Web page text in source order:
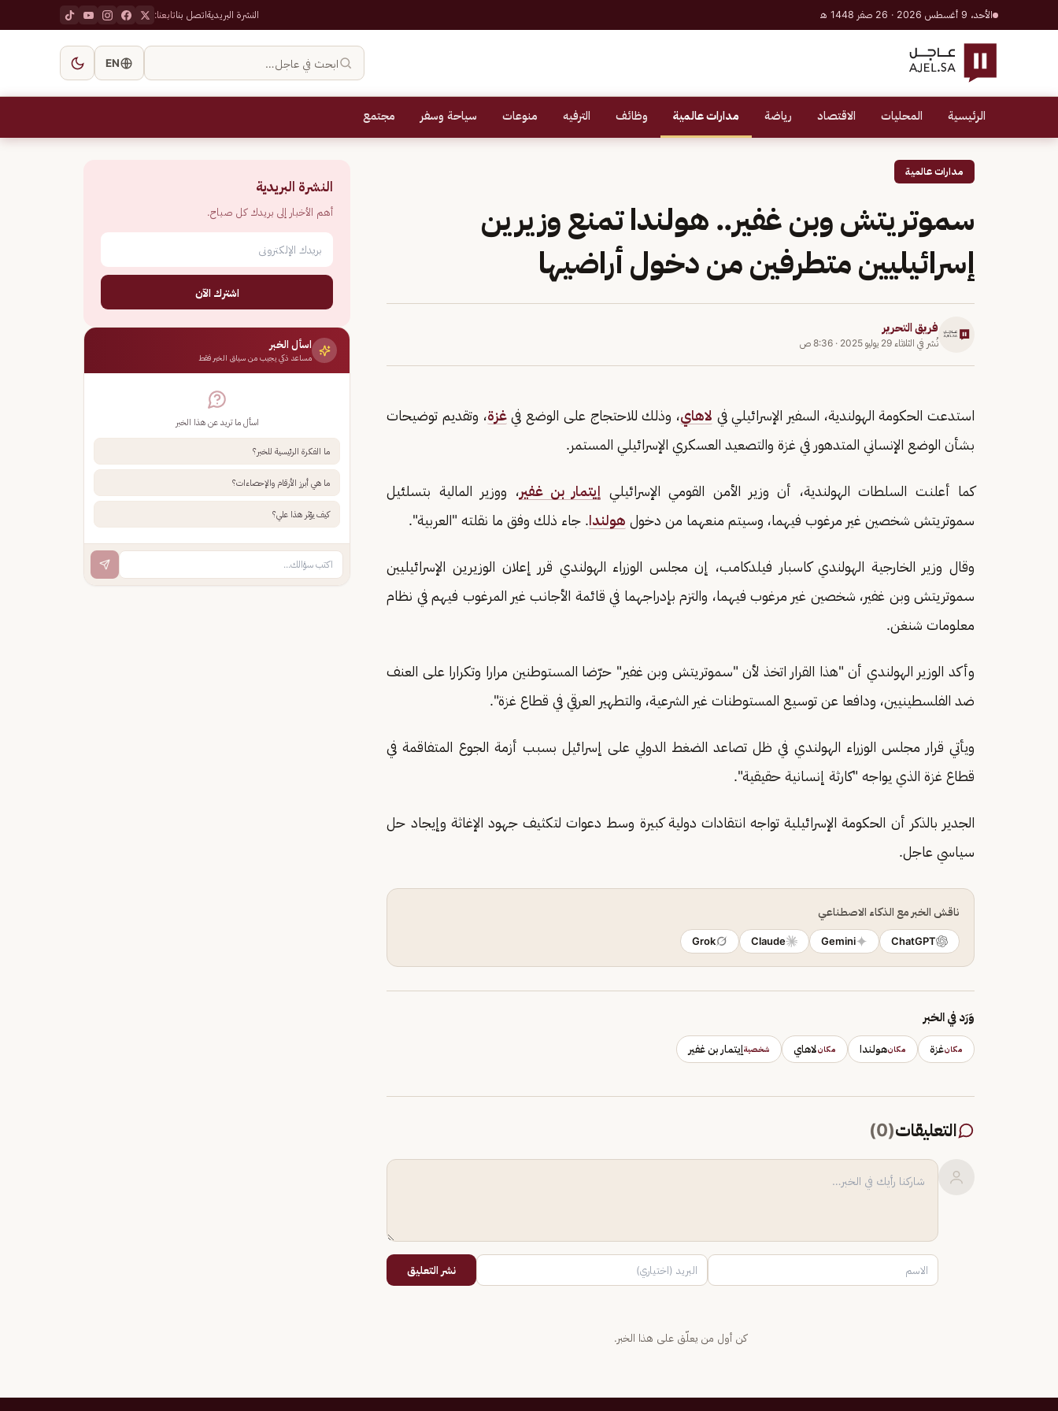
الأحد، 9 أغسطس 2026 · 26 صفر 1448 هـ النشرة البريديةاتصل بناتابعنا:
ابحث في عاجل… EN
الرئيسية المحليات الاقتصاد رياضة مدارات عالمية وظائف الترفيه منوعات سياحة وسفر مجتمع
مدارات عالمية
سموتريتش وبن غفير.. هولندا تمنع وزيرين
إسرائيليين متطرفين من دخول أراضيها
فريق التحرير
نُشر في الثلاثاء 29 يوليو 2025 · 8:36 ص
استدعت الحكومة الهولندية، السفير الإسرائيلي في لاهاي، وذلك للاحتجاج على الوضع فيغزة، وتقديم توضيحات
بشأن الوضع الإنساني المتدهور في غزة والتصعيد العسكري الإسرائيلي المستمر.
كما أعلنت السلطات الهولندية، أن وزير الأمن القومي الإسرائيلي إيتمار بن غفير، ووزير المالية بتسلئيل
سموتريتش شخصين غير مرغوب فيهما، وسيتم منعهما من دخول هولندا. جاء ذلك وفق ما نقلته "العربية".
وقال وزير الخارجية الهولندي كاسبار فيلدكامب، إن مجلس الوزراء الهولندي قرر إعلان الوزيرين الإسرائيليين
سموتريتش وبن غفير، شخصين غير مرغوب فيهما، والتزم بإدراجهما في قائمة الأجانب غير المرغوب فيهم في نظام
معلومات شنغن.
وأكد الوزير الهولندي أن "هذا القرار اتخذ لأن "سموتريتش وبن غفير" حرّضا المستوطنين مرارا وتكرارا على العنف
ضد الفلسطينيين، ودافعا عن توسيع المستوطنات غير الشرعية، والتطهير العرقي في قطاع غزة".
ويأتي قرار مجلس الوزراء الهولندي في ظل تصاعد الضغط الدولي على إسرائيل بسبب أزمة الجوع المتفاقمة في
قطاع غزة الذي يواجه "كارثة إنسانية حقيقية".
الجدير بالذكر أن الحكومة الإسرائيلية تواجه انتقادات دولية كبيرة وسط دعوات لتكثيف جهود الإغاثة وإيجاد حل
سياسي عاجل.
ناقش الخبر مع الذكاء الاصطناعي
ChatGPT
Gemini
Claude
Grok
وَرَد في الخبر
مكانغزة مكانهولندا مكانلاهاي شخصيةإيتمار بن غفير
التعليقات(
0
)
نشر التعليق
كن أول من يعلّق على هذا الخبر.
النشرة البريدية
أهم الأخبار إلى بريدك كل صباح.
اشترك الآن
اسأل الخبر
مساعد ذكي يجيب من سياق الخبر فقط
اسأل ما تريد عن هذا الخبر
ما الفكرة الرئيسية للخبر؟
ما هي أبرز الأرقام والإحصاءات؟
كيف يؤثر هذا علي؟